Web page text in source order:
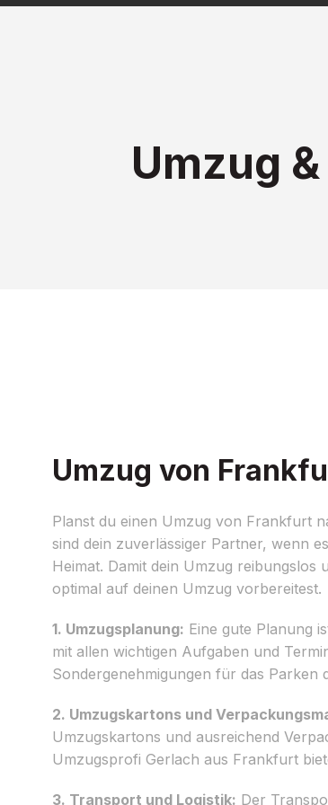
Umzug
Umzug von
Planst du einen Umzug von Frankfurt
sind dein zuverlässiger Partner, wenn
Heimat. Damit dein Umzug
optimal auf deinen Umzug vorbereitest.
1. Umzugsplanung: Eine gute Planung
mit allen wichtigen Aufgaben und
Sondergenehmigungen für das Parken
2. Umzugskartons und
Umzugskartons und ausreichend
Umzugsprofi Gerlach aus Frankfurt
3. Transport und Logistik: Der